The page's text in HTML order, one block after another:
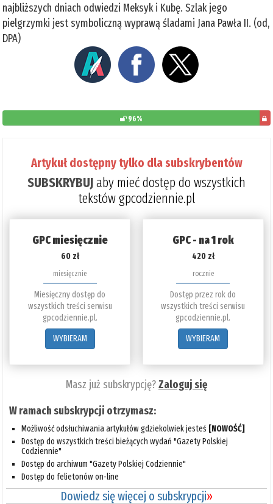
najbliższych dniach odwiedzi Meksyk i Kubę. Szlak jego
pielgrzymki jest symboliczną wyprawą śladami Jana Pawła II. (od,
DPA)
96%
Artykuł dostępny tylko dla subskrybentów
SUBSKRYBUJaby mieć dostęp do wszystkich
tekstów gpcodziennie.pl
GPC miesięcznie
60 zł
miesięcznie
Miesięczny dostęp do
wszystkich treści serwisu
gpcodziennie.pl.
WYBIERAM
GPC - na 1 rok
420 zł
rocznie
Dostęp przez rok do
wszystkich treści serwisu
gpcodziennie.pl.
WYBIERAM
Masz już subskrypcję?Zaloguj się
W ramach subskrypcji otrzymasz:
Możliwość odsłuchiwania artykułów gdziekolwiek jesteś [NOWOŚĆ]
Dostęp do wszystkich treści bieżących wydań "Gazety Polskiej
Codziennie"
Dostęp do archiwum "Gazety Polskiej Codziennie"
Dostęp do felietonów on-line
Dowiedz się więcej o subskrypcji»